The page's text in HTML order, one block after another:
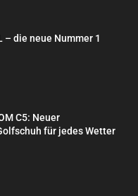
– die neue Nummer 1
C5: Neuer
für jedes Wetter